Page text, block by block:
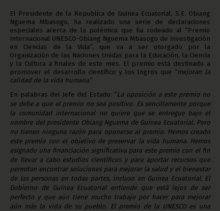
El Presidente de la Republica de Guinea Ecuatorial, S.E. Obiang
Nguema Mbasogo, ha realizado una serie de declaraciones
especiales acerca de la polémica que ha rodeado al “Premio
Internacional UNESCO-Obiang Nguema Mbasogo de Investigación
en Ciencias de la Vida”, que va a ser otorgado por la
Organización de las Naciones Unidas para la Educación, la Ciencia
y la Cultura a finales de este mes. El premio está destinado a
promover el desarrollo científico y los logros que “mejoran la
calidad de la vida humana.”
En palabras del Jefe del Estado: “La oposición a este premio no
se debe a que el premio no sea positivo. Es sencillamente porque
la comunidad internacional no quiere que se entregue bajo el
nombre del presidente Obiang Nguema de Guinea Ecuatorial. Pero
no tienen ninguna razón para oponerse al premio. Hemos creado
este premio con el objetivo de preservar la vida humana. Hemos
asignado una financiación significativa para este premio con el fin
de llevar a cabo estudios científicos y para aportar recursos que
permitan encontrar soluciones para mejorar la salud y el bienestar
de las personas en todas partes, incluso en Guinea Ecuatorial. El
Gobierno de Guinea Ecuatorial entiende que está lejos de ser
perfecto y que aún tiene mucho trabajo por hacer para mejorar
aún más la vida de su pueblo. El premio de la UNESCO es una